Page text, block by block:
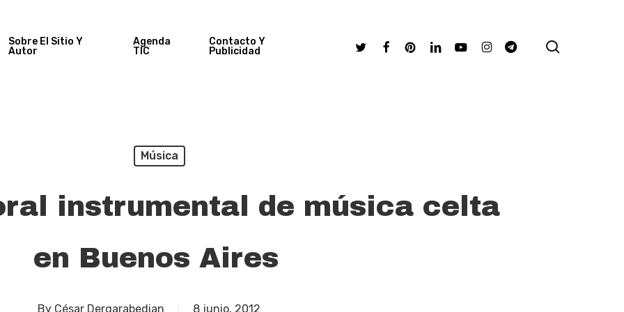
Sobre El Sitio Y
Autor
Agenda
TIC
Contacto Y
Publicidad
TwitterFacebookPinterestLinkedinYoutubeInstagramTelegram
Música
instrumental de música celta
en Buenos Aires
By César Dergarabedian 8 junio, 2012